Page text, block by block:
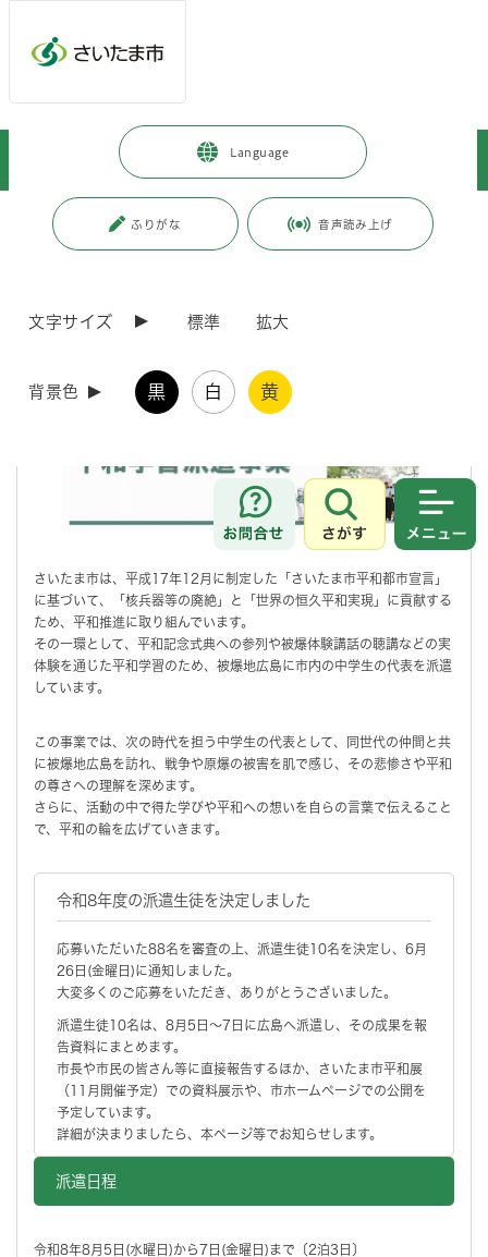
Language
ふりがな 音声読み上げ
文字サイズ 標準 拡大
背景色 黒 白 黄
お問合せ
さがす
市政情報 平和・人権政策・男女共同参画
さいたま市広島への中学生平和学習派遣事業
更新日付：2026年6月30日 / ページ番号：C120881
さいたま市は、平成17年12月に制定した「さいたま市平和都市宣言」
に基づいて、「核兵器等の廃絶」と「世界の恒久平和実現」に貢献する
ため、平和推進に取り組んでいます。
その一環として、平和記念式典への参列や被爆体験講話の聴講などの実
体験を通じた平和学習のため、被爆地広島に市内の中学生の代表を派遣
しています。
この事業では、次の時代を担う中学生の代表として、同世代の仲間と共
に被爆地広島を訪れ、戦争や原爆の被害を肌で感じ、その悲惨さや平和
の尊さへの理解を深めます。
さらに、活動の中で得た学びや平和への想いを自らの言葉で伝えること
で、平和の輪を広げていきます。
令和8年度の派遣生徒を決定しました
応募いただいた88名を審査の上、派遣生徒10名を決定し、6月
26日(金曜日)に通知しました。
大変多くのご応募をいただき、ありがとうございました。
派遣生徒10名は、8月5日～7日に広島へ派遣し、その成果を報
告資料にまとめます。
市長や市民の皆さん等に直接報告するほか、さいたま市平和展
（11月開催予定）での資料展示や、市ホームページでの公開を
予定しています。
詳細が決まりましたら、本ページ等でお知らせします。
派遣日程
令和8年8月5日(水曜日)から7日(金曜日)まで〔2泊3日〕